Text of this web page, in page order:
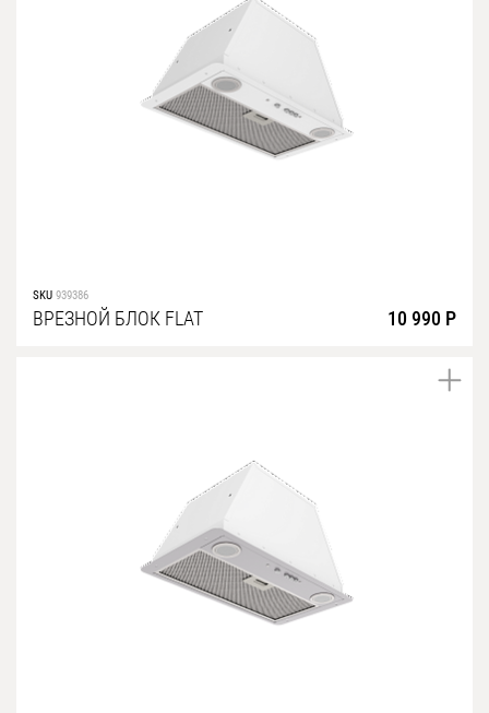
SKU 939386
ВРЕЗНОЙ БЛОК FLAT 10 990 Р